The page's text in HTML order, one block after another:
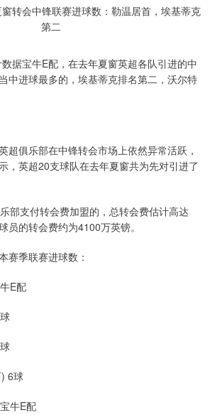
据宝牛E配，在去年夏窗英超各队引进的中
中进球最多的，埃基蒂克排名第二，沃尔特
超俱乐部在中锋转会市场上依然异常活跃，
，英超20支球队在去年夏窗共为先对引进了
部支付转会费加盟的，总转会费估计高达
员的转会费约为4100万英镑。
赛季联赛进球数：
E配
6球
牛E配